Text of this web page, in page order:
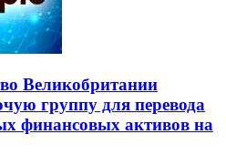
Великобритании
группу для перевода
финансовых активов на